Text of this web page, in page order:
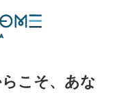
こそ、あな